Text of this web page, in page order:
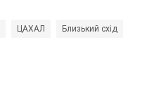
ЦАХАЛ Близький схід